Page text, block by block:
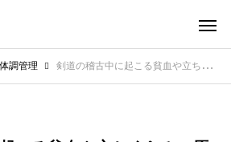
調管理 剣道の稽古中に起こる貧血や立ちくらみの原因！未然に防ぐ対処法とは